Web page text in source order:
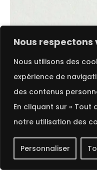
Nous
Nous utilisons des
expérience de
des contenus
En cliquant sur « Tout
notre utilisation des
Personnaliser
Cycle Kreislauf
2025 ©